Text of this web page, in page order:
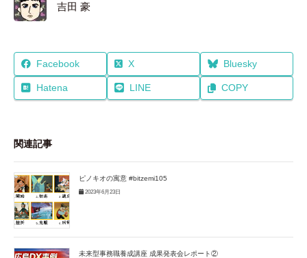
吉田 豪
Facebook X Bluesky
Hatena LINE COPY
関連記事
ピノキオの寓意 #bitzemi105
2023年6月23日
未来型事務職養成講座 成果発表会レポート②